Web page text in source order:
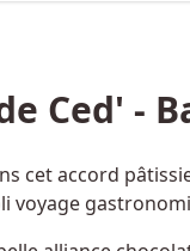
Ced' -
cet accord
voyage